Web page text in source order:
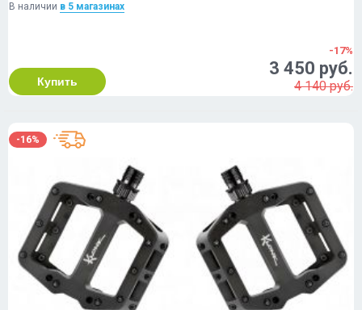
В наличии в 5 магазинах
Купить
-17%
3 450 руб.
4 140 руб.
-16%